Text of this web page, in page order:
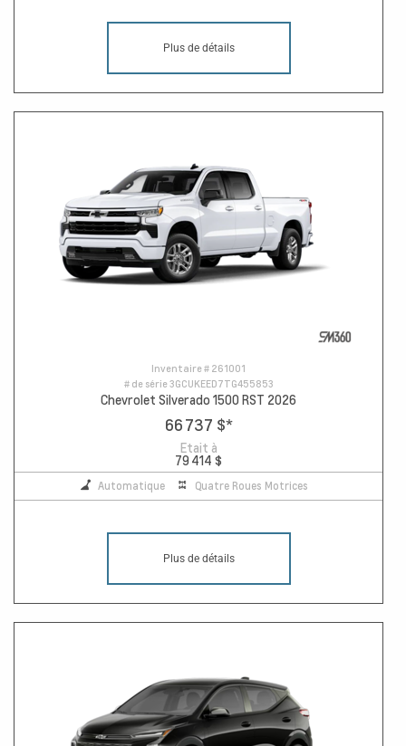
Plus de détails
Inventaire # 261001
# de série3GCUKEED7TG455853
Chevrolet Silverado 1500 RST 2026
66 737 $*
Etait à
79 414 $
Automatique Quatre Roues Motrices
Plus de détails